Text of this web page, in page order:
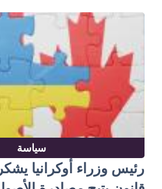
سياسة
رئيس وزراء أوكرانيا